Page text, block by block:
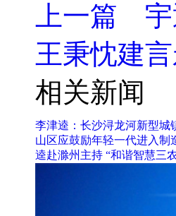
上一篇 宇
王秉忱建
相关新闻
李津逵：长沙浔龙河新型城
山区应鼓励年轻一代进入制
逵赴滁州主持 “和谐智慧三